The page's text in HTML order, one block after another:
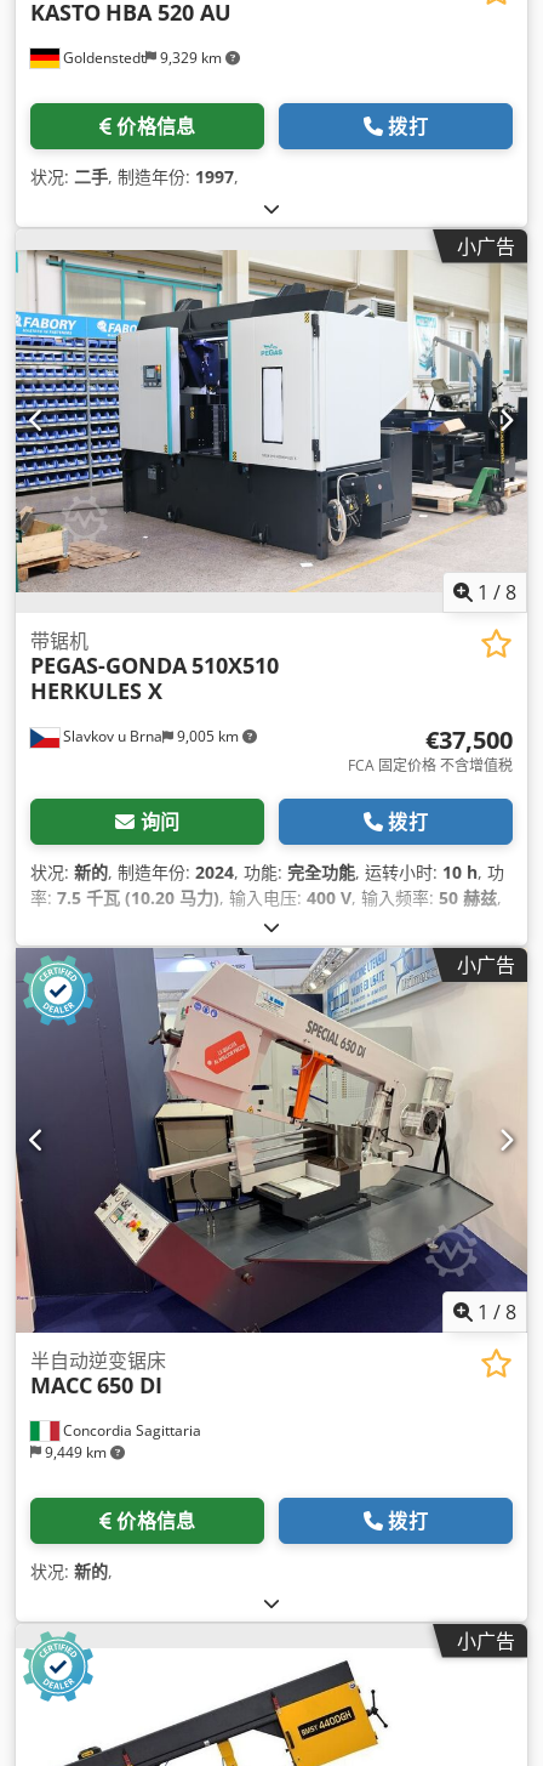
Goldenstedt 9,329 km
KASTO HBA 520 AU
价格信息 拨打
状况: 二手, 制造年份: 1997,
小广告
1 /8
Slavkov u Brna 9,005 km
带锯机
PEGAS-GONDA510X510
HERKULES X
€37,500
FCA 固定价格 不含增值税
询问 拨打
状况: 新的, 制造年份: 2024, 功能: 完全功能, 运转小时: 10 h, 功
率: 7.5 千瓦 (10.20 马力), 输入电压: 400 V, 输入频率: 50 赫兹,
, 最大切割高度:
510 毫米, 控制类型:PLC 控制, 辊筒直径:80 毫米, 摆动范围:90
°, 驱动类型: 电动 , 最大转速:20 转/分, 转速（最小）:80 转/分 ,
总高度:3,000 毫米, 总长度: 1,200 毫米, 总宽度:3,200 毫米
重量:4,500 千克 , 桌高:810 毫米 , 最后一次大修年份:
CE标志, 发动机制动, 文档 / 手册, 照明, 转速可无级变速
小广告
1 /8
Concordia Sagittaria
9,449 km
半自动逆变锯床
MACC650 DI
价格信息 拨打
状况: 新的,
小广告